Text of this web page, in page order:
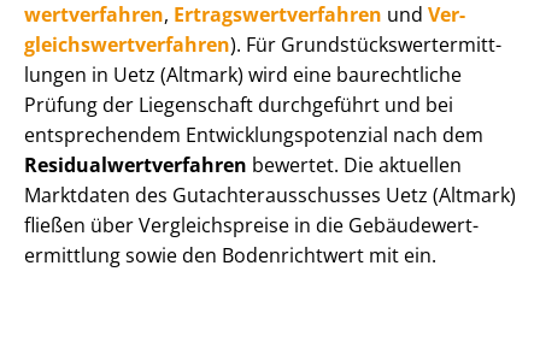
wert­ver­fah­ren, Er­trags­wert­ver­fah­ren und Ver­
gleichs­wert­ver­fah­ren). Für Grund­stücks­wert­ermitt­
lun­gen in Uetz (Altmark) wird eine baurechtliche
Prüfung der Liegenschaft durchgeführt und bei
entsprechendem Ent­wick­lungs­po­ten­zi­al nach dem
Re­si­du­al­wert­ver­fah­ren bewertet. Die aktuellen
Marktdaten des Gut­ach­ter­aus­schus­ses Uetz (Altmark)
fließen über Ver­gleichs­prei­se in die Ge­bäu­de­wert­
ermitt­lung sowie den Bodenrichtwert mit ein.